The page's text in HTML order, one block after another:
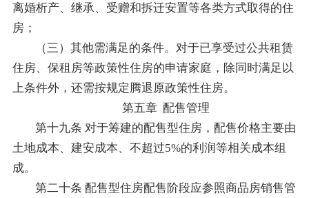
离婚析产、继承、受赠和拆迁安置等各类方式取得的住
房；
（三）其他需满足的条件。对于已享受过公共租赁
住房、保租房等政策性住房的申请家庭，除同时满足以
上条件外，还需按规定腾退原政策性住房。
第五章 配售管理
第十九条 对于筹建的配售型住房，配售价格主要由
土地成本、建安成本、不超过5%的利润等相关成本组
成。
第二十条 配售型住房配售阶段应参照商品房销售管